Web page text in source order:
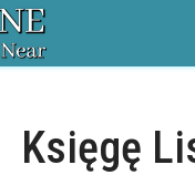
Księgę